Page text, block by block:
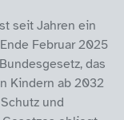
seit Jahren ein
Februar 2025
das
Kindern ab 2032
und